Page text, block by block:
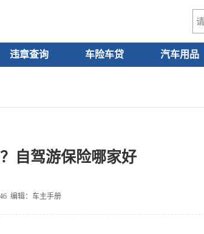
违章查询 车险车贷 汽车用品
自驾游保险哪家好
编辑：车主手册